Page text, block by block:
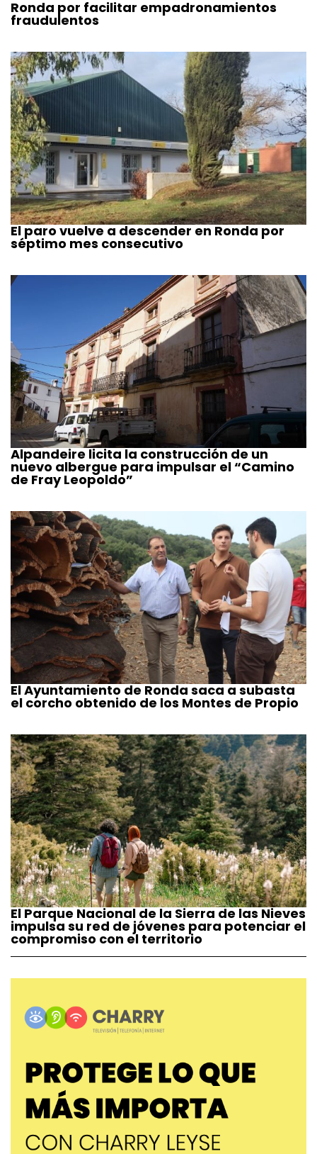
Ronda por facilitar empadronamientos
fraudulentos
El paro vuelve a descender en Ronda por
séptimo mes consecutivo
Alpandeire licita la construcción de un
nuevo albergue para impulsar el “Camino
de Fray Leopoldo”
El Ayuntamiento de Ronda saca a subasta
el corcho obtenido de los Montes de Propio
El Parque Nacional de la Sierra de las Nieves
impulsa su red de jóvenes para potenciar el
compromiso con el territorio